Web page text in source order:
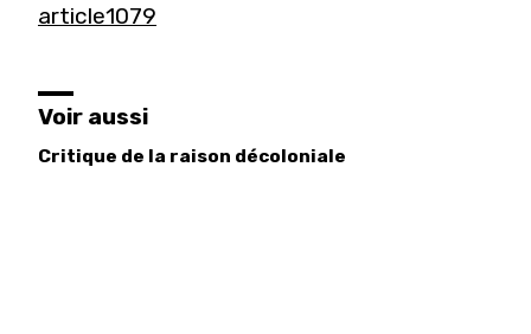
article1079
Voir aussi
Critique de la raison décoloniale